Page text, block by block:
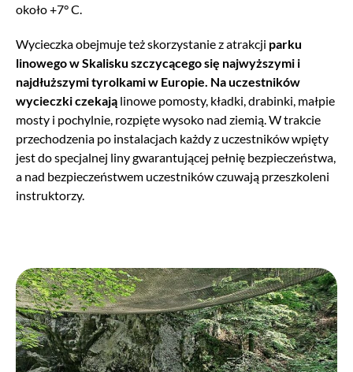
około +7° C.
Wycieczka obejmuje też skorzystanie z atrakcji parku
linowego w Skalisku szczycącego się najwyższymi i
najdłuższymi tyrolkami w Europie. Na uczestników
wycieczki czekają linowe pomosty, kładki, drabinki, małpie
mosty i pochylnie, rozpięte wysoko nad ziemią. W trakcie
przechodzenia po instalacjach każdy z uczestników wpięty
jest do specjalnej liny gwarantującej pełnię bezpieczeństwa,
a nad bezpieczeństwem uczestników czuwają przeszkoleni
instruktorzy.